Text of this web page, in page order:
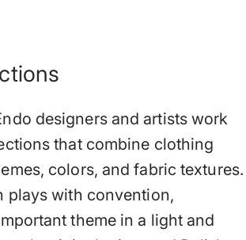
designers and artists work
that combine clothing
colors, and fabric textures.
plays with convention,
theme in a light and